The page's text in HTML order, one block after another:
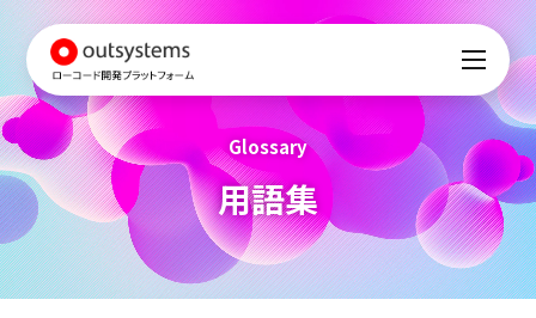
Glossary
用語集